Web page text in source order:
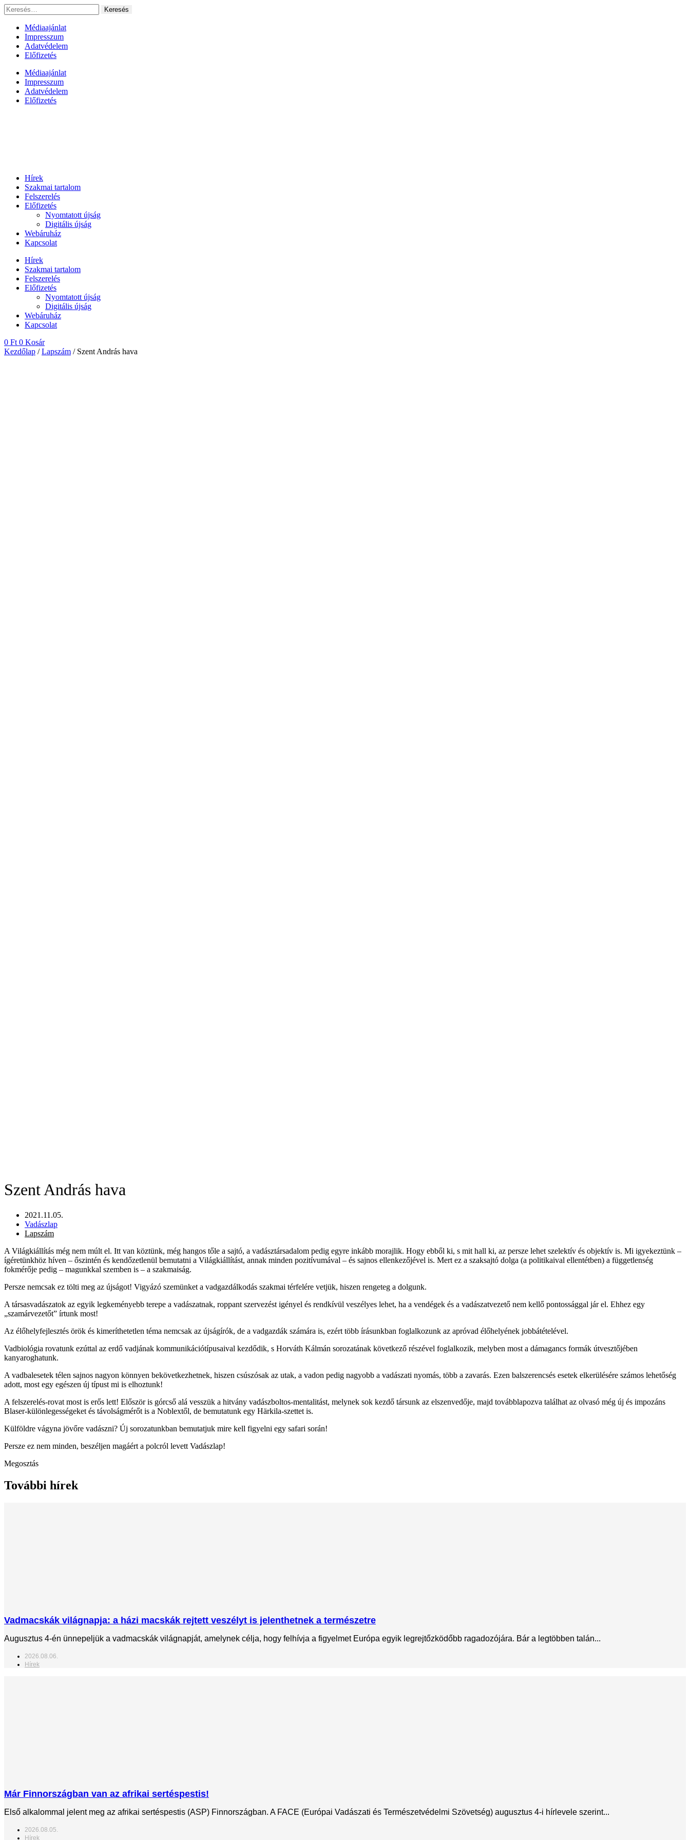
Ugrás
a
tartalomhoz
Keresés:
Médiaajánlat
Impresszum
Adatvédelem
Előfizetés
Médiaajánlat
Impresszum
Adatvédelem
Előfizetés
Hírek
Szakmai tartalom
Felszerelés
Előfizetés
Nyomtatott újság
Digitális újság
Webáruház
Kapcsolat
Hírek
Szakmai tartalom
Felszerelés
Előfizetés
Nyomtatott újság
Digitális újság
Webáruház
Kapcsolat
0 Ft 0 Kosár
Kezdőlap /Lapszám / Szent András hava
Szent András hava
2021.11.05.
Vadászlap
Lapszám
A Világkiállítás még nem múlt el. Itt van köztünk, még hangos tőle a sajtó, a vadásztársadalom pedig egyre inkább morajlik. Hogy ebből ki, s mit hall ki, az persze lehet szelektív és objektív is. Mi igyekeztünk –
ígéretünkhöz híven – őszintén és kendőzetlenül bemutatni a Világkiállítást, annak minden pozitívumával – és sajnos ellenkezőjével is. Mert ez a szaksajtó dolga (a politikaival ellentétben) a függetlenség
fokmérője pedig – magunkkal szemben is – a szakmaiság.
Persze nemcsak ez tölti meg az újságot! Vigyázó szemünket a vadgazdálkodás szakmai térfelére vetjük, hiszen rengeteg a dolgunk.
A társasvadászatok az egyik legkeményebb terepe a vadászatnak, roppant szervezést igényel és rendkívül veszélyes lehet, ha a vendégek és a vadászatvezető nem kellő pontossággal jár el. Ehhez egy
„szamárvezetőt” írtunk most!
Az élőhelyfejlesztés örök és kimeríthetetlen téma nemcsak az újságírók, de a vadgazdák számára is, ezért több írásunkban foglalkozunk az apróvad élőhelyének jobbátételével.
Vadbiológia rovatunk ezúttal az erdő vadjának kommunikációtípusaival kezdődik, s Horváth Kálmán sorozatának következő részével foglalkozik, melyben most a dámagancs formák útvesztőjében
kanyaroghatunk.
A vadbalesetek télen sajnos nagyon könnyen bekövetkezhetnek, hiszen csúszósak az utak, a vadon pedig nagyobb a vadászati nyomás, több a zavarás. Ezen balszerencsés esetek elkerülésére számos lehetőség
adott, most egy egészen új típust mi is elhoztunk!
A felszerelés-rovat most is erős lett! Először is górcső alá vesszük a hitvány vadászboltos-mentalitást, melynek sok kezdő társunk az elszenvedője, majd továbblapozva találhat az olvasó még új és impozáns
Blaser-különlegességeket és távolságmérőt is a Noblextől, de bemutatunk egy Härkila-szettet is.
Külföldre vágyna jövőre vadászni? Új sorozatunkban bemutatjuk mire kell figyelni egy safari során!
Persze ez nem minden, beszéljen magáért a polcról levett Vadászlap!
Megosztás
További hírek
Vadmacskák világnapja: a házi macskák rejtett veszélyt is jelenthetnek a természetre
Augusztus 4-én ünnepeljük a vadmacskák világnapját, amelynek célja, hogy felhívja a figyelmet Európa egyik legrejtőzködőbb ragadozójára. Bár a legtöbben talán...
2026.08.06.
Hírek
Már Finnországban van az afrikai sertéspestis!
Első alkalommal jelent meg az afrikai sertéspestis (ASP) Finnországban. A FACE (Európai Vadászati és Természetvédelmi Szövetség) augusztus 4-i hírlevele szerint...
2026.08.05.
Hírek